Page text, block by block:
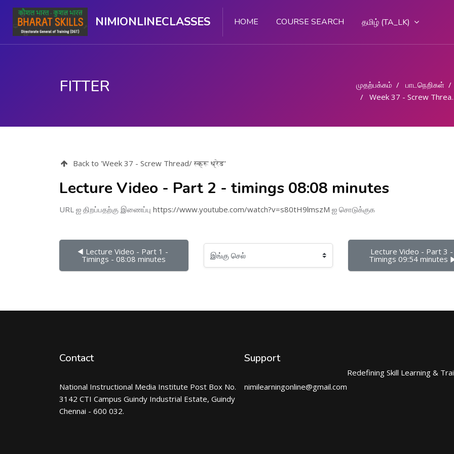
NIMIONLINECLASSES HOME COURSE SEARCH தமிழ் ‎(TA_LK)‎
FITTER முதற்பக்கம் பாடநெறிகள்
Week 37 - Screw Thread/ स्क्रू थ्रेड
Back to 'Week 37 - Screw Thread/ स्क्रू थ्रेड'
Lecture Video - Part 2 - timings 08:08 minutes
URL ஐ திறப்பதற்கு இணைப்பு https://www.youtube.com/watch?v=s80tH9lmszM ஐ சொடுக்குக
◀︎ Lecture Video - Part 1 -
Timings - 08:08 minutes இங்கு செல் Lecture Video - Part 3 -
Timings 09:54 minutes
Contact
National Instructional Media Institute Post Box No.
3142 CTI Campus Guindy Industrial Estate, Guindy
Chennai - 600 032.
Support
nimilearningonline@gmail.com
Redefining Skill Learning &